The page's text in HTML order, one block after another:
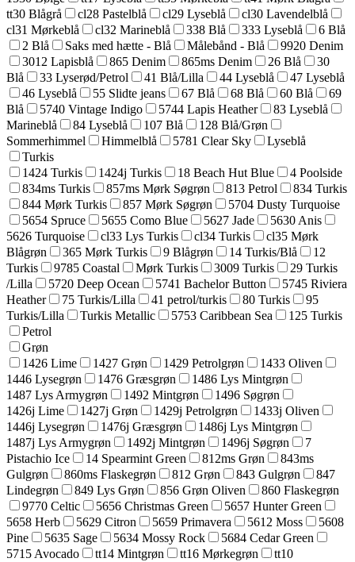
tt30 Blågrå
cl28 Pastelblå cl29 Lyseblå
cl30 Lavendelblå
cl31 Mørkeblå
cl32 Marineblå 338 Blå 333 Lyseblå
6 Blå
2 Blå
Saks med hætte - Blå Målebånd - Blå
9920 Denim
3012 Lapisblå
865 Denim 865ms Denim 26 Blå
30
Blå
33 Lyserød/Petrol 41 Blå/Lilla 44 Lyseblå
47 Lyseblå
46 Lyseblå
55 Slidte jeans 67 Blå 68 Blå 60 Blå
69
Blå
5740 Vintage Indigo 5744 Lapis Heather
83 Lyseblå
Marineblå
84 Lyseblå 107 Blå
128 Blå/Grøn
Sommerhimmel
Himmelblå 5781 Clear Sky
Lyseblå
Turkis
1424 Turkis
1424j Turkis 18 Beach Hut Blue
4 Poolside
834ms Turkis
857ms Mørk Søgrøn 813 Petrol
834 Turkis
844 Mørk Turkis
857 Mørk Søgrøn
5704 Dusty Turquoise
5654 Spruce
5655 Como Blue 5627 Jade
5630 Anis
5626 Turquoise
cl33 Lys Turkis cl34 Turkis
cl35 Mørk
Blågrøn
365 Mørk Turkis 9 Blågrøn 14 Turkis/Blå
12
Turkis
9785 Coastal Mørk Turkis 3009 Turkis
29 Turkis
/Lilla
5720 Deep Ocean 5741 Bachelor Button
5745 Riviera
Heather
75 Turkis/Lilla 41 petrol/turkis 80 Turkis
95
Turkis/Lilla
Turkis Metallic 5753 Caribbean Sea
125 Turkis
Petrol
Grøn
1426 Lime
1427 Grøn 1429 Petrolgrøn
1433 Oliven
1446 Lysegrøn
1476 Græsgrøn
1486 Lys Mintgrøn
1487 Lys Armygrøn
1492 Mintgrøn
1496 Søgrøn
1426j Lime
1427j Grøn 1429j Petrolgrøn
1433j Oliven
1446j Lysegrøn
1476j Græsgrøn
1486j Lys Mintgrøn
1487j Lys Armygrøn
1492j Mintgrøn 1496j Søgrøn
7
Pistachio Ice
14 Spearmint Green 812ms Grøn
843ms
Gulgrøn
860ms Flaskegrøn 812 Grøn 843 Gulgrøn
847
Lindegrøn
849 Lys Grøn 856 Grøn Oliven
860 Flaskegrøn
9770 Celtic
5656 Christmas Green
5657 Hunter Green
5658 Herb
5629 Citron 5659 Primavera 5612 Moss
5608
Pine
5635 Sage 5634 Mossy Rock
5684 Cedar Green
5715 Avocado
tt14 Mintgrøn tt16 Mørkegrøn
tt10